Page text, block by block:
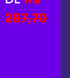
287,70